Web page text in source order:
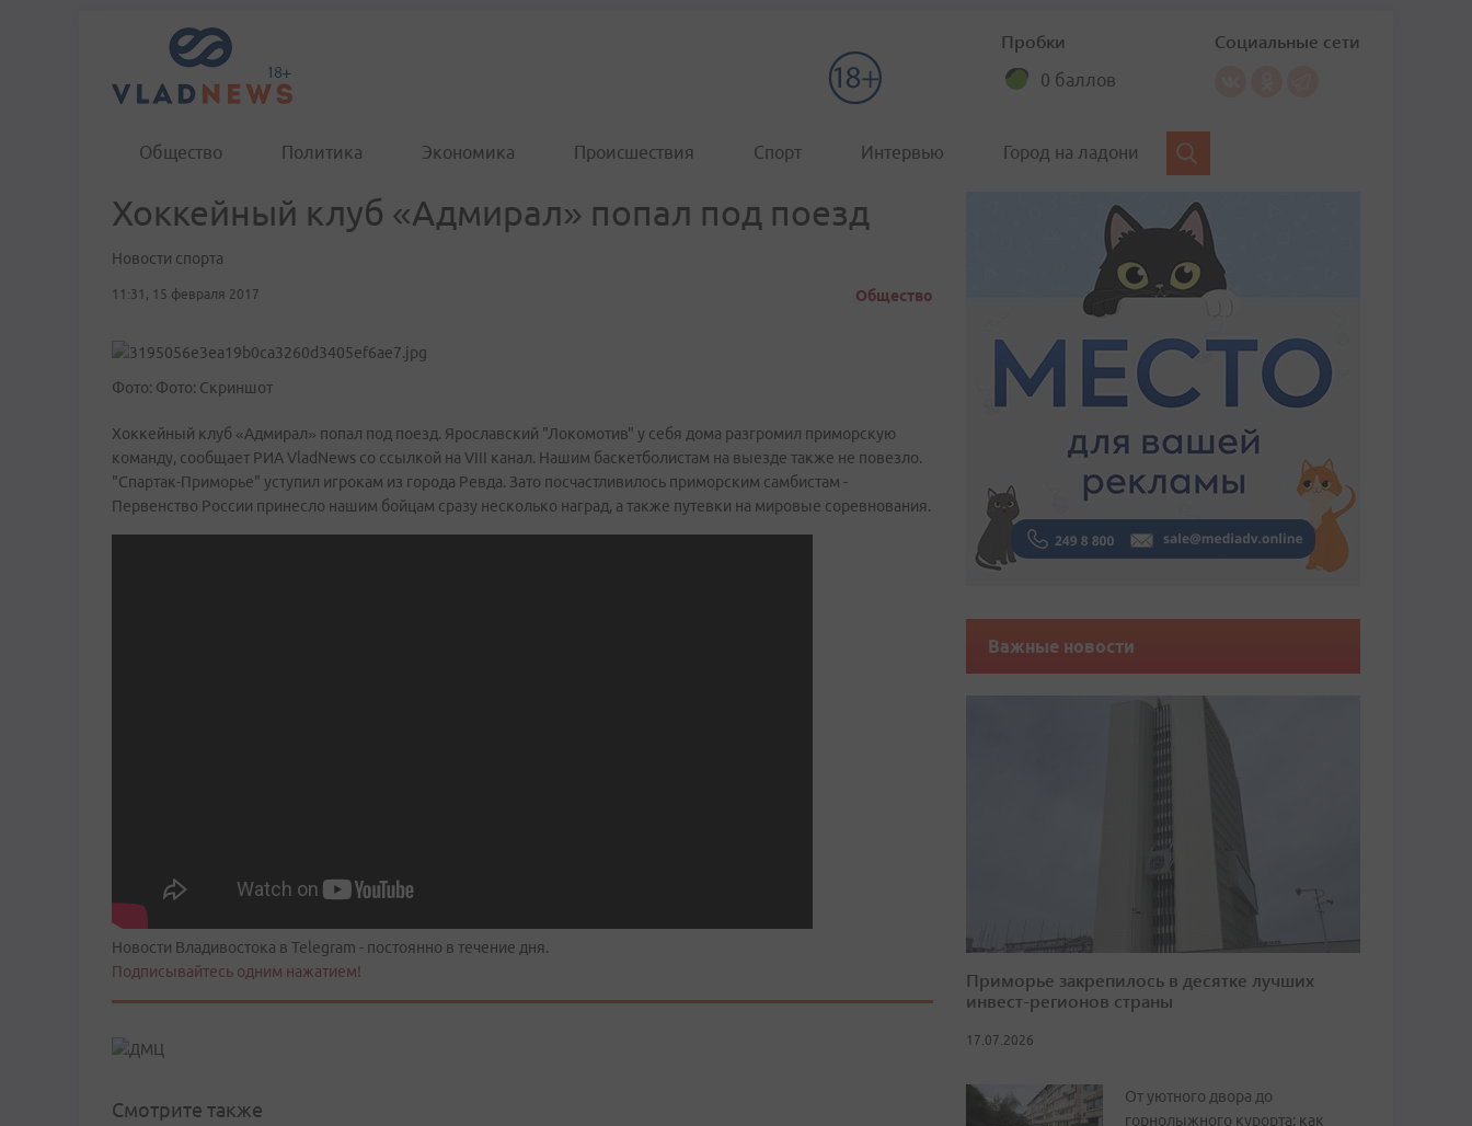
Пробки
0 баллов
Социальные сети
Общество Политика Экономика Происшествия Спорт Интервью Город на ладони
Хоккейный клуб «Адмирал» попал под поезд
Новости спорта
11:31, 15 февраля 2017 Общество
Фото: Фото: Скриншот
Хоккейный клуб «Адмирал» попал под поезд. Ярославский "Локомотив" у себя дома разгромил приморскую
команду, сообщает РИА VladNews со ссылкой на VIII канал. Нашим баскетболистам на выезде также не повезло.
"Спартак-Приморье" уступил игрокам из города Ревда. Зато посчастливилось приморским самбистам -
Первенство России принесло нашим бойцам сразу несколько наград, а также путевки на мировые соревнования.
Новости Владивостока в Telegram - постоянно в течение дня.
Подписывайтесь одним нажатием!
Смотрите также
Важные новости
Приморье закрепилось в десятке лучших
инвест-регионов страны
17.07.2026
От уютного двора до
горнолыжного курорта: как